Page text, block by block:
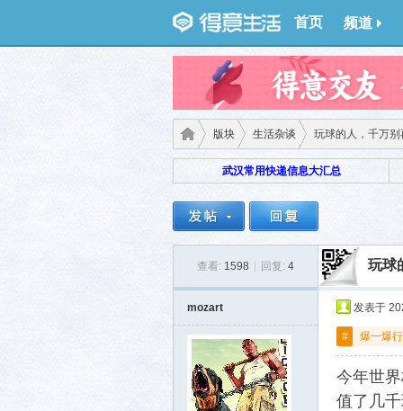
首页 频道
得意 ›
版块 生活杂谈 玩球的人，千万
武汉常用快递信息大汇总
查看: 1598 回复: 4 玩球
mozart 发表于
# 爆一爆
今年世
值了几